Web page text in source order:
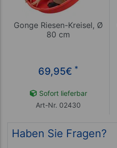
Gonge Riesen-Kreisel, Ø
80 cm
69,95€ *
Sofort lieferbar
Art-Nr. 02430
Haben Sie Fragen?